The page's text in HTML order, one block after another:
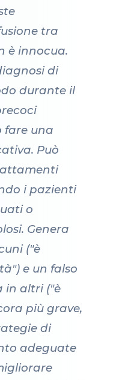
tra
è innocua.
di
durante il
fare una
Può
i pazienti
o
Genera
("è
e un falso
in altri ("è
più grave,
di
adeguate